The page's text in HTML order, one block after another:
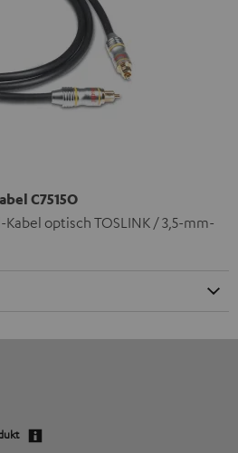
C7515O
optisch TOSLINK / 3,5-mm-